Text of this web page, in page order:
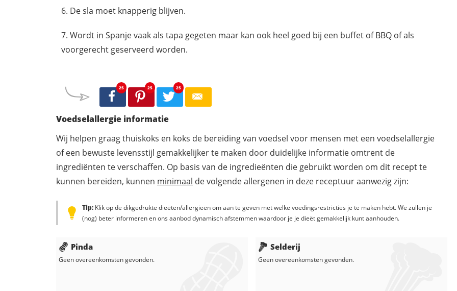
De sla moet knapperig blijven.
Wordt in Spanje vaak als tapa gegeten maar kan ook heel goed bij een buffet of BBQ of als
voorgerecht geserveerd worden.
25 25 25
Voedselallergie informatie
Wij helpen graag thuiskoks en koks de bereiding van voedsel voor mensen met een voedselallergie
of een bewuste levensstijl gemakkelijker te maken door duidelijke informatie omtrent de
ingrediënten te verschaffen. Op basis van de ingredieënten die gebruikt worden om dit recept te
kunnen bereiden, kunnen minimaal de volgende allergenen in deze receptuur aanwezig zijn:
Tip: Klik op de dikgedrukte dieëten/allergieën om aan te geven met welke voedingsrestricties je te maken hebt. We zullen je
(nog) beter informeren en ons aanbod dynamisch afstemmen waardoor je je dieët gemakkelijk kunt aanhouden.
Pinda
Geen overeenkomsten gevonden.
Selderij
Geen overeenkomsten gevonden.